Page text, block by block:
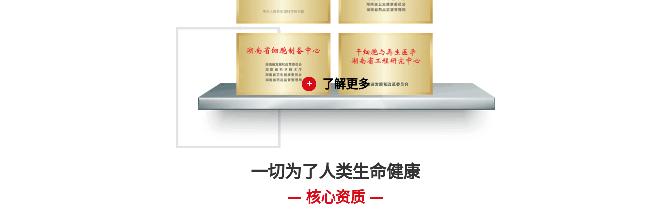
了解更多
一切为了人类生命健康
核心资质